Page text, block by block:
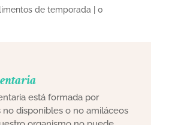
de temporada
0
está formada por
no disponibles o no amiláceos